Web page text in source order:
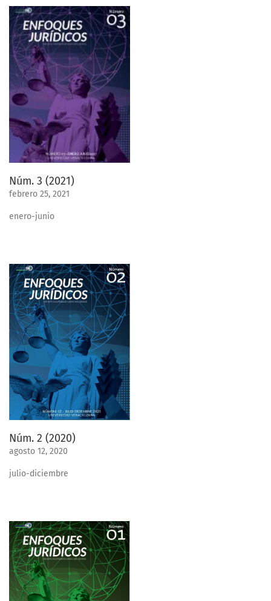
Núm. 3 (2021)
febrero 25, 2021
enero-junio
Núm. 2 (2020)
agosto 12, 2020
julio-diciembre